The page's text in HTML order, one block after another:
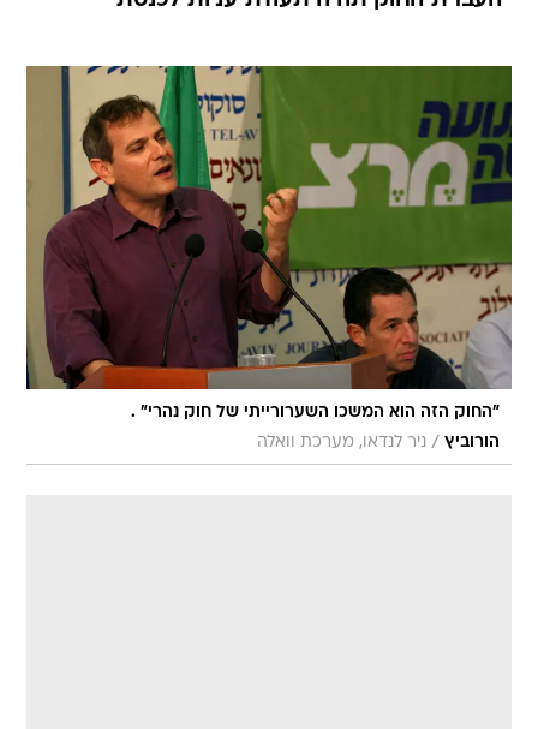
"החוק הזה הוא המשכו השערורייתי של חוק נהרי" .
הורוביץ
ניר לנדאו, מערכת וואלה